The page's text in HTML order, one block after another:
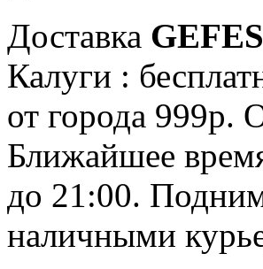
Доставка
Калуги :
от города 999р.
Ближайшее
до 21:00.
наличными